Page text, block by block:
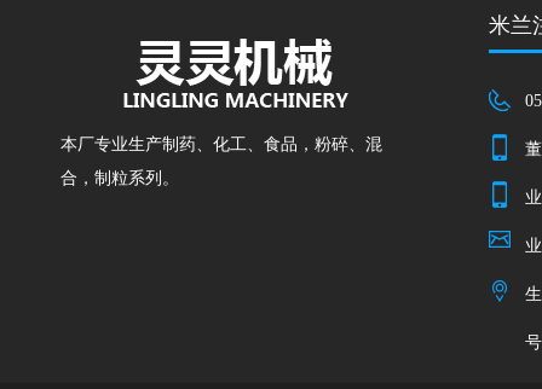
本厂专业生产制药、化工、食品，粉碎、混
合，制粒系列。
米兰